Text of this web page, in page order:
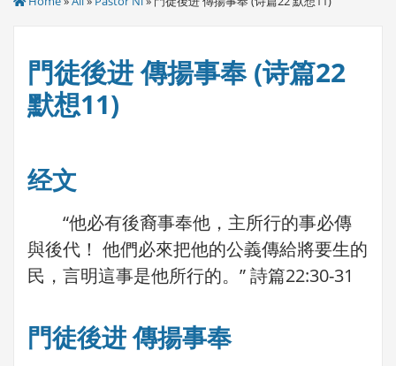
門徒後进 傳揚事奉 (诗篇22
默想11)
经文
“他必有後裔事奉他，主所行的事必傳
與後代！ 他們必來把他的公義傳給將要生的
民，言明這事是他所行的。” 詩篇22:30-31
門徒後进 傳揚事奉